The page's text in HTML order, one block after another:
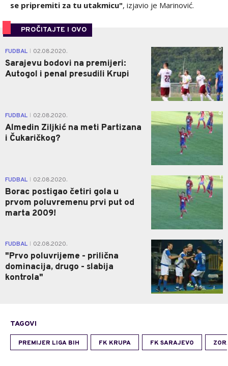
se pripremiti za tu utakmicu", izjavio je Marinović.
PROČITAJTE I OVO
FUDBAL 02.08.2020.
Sarajevu bodovi na premijeri:
Autogol i penal presudili Krupi
0
FUDBAL 02.08.2020.
Almedin Ziljkić na meti Partizana
i Čukaričkog?
0
FUDBAL 02.08.2020.
Borac postigao četiri gola u
prvom poluvremenu prvi put od
marta 2009!
1
FUDBAL 02.08.2020.
"Prvo poluvrijeme - prilična
dominacija, drugo - slabija
kontrola"
0
TAGOVI
PREMIJER LIGA BIH FK KRUPA FK SARAJEVO